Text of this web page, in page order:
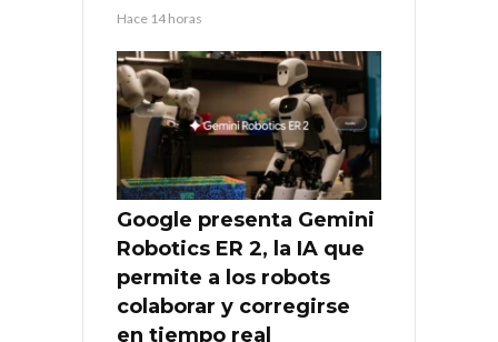
Hace 14 horas
Google presenta Gemini
Robotics ER 2, la IA que
permite a los robots
colaborar y corregirse
en tiempo real